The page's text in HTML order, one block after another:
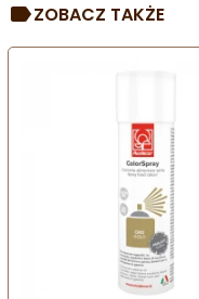
ZOBACZ TAKŻE